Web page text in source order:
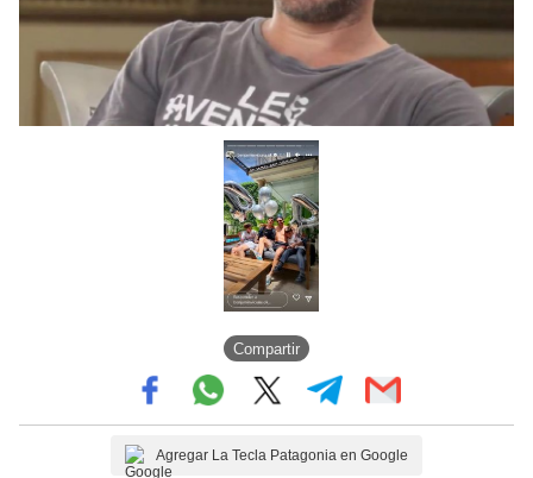
Compartir
Agregar La Tecla Patagonia en Google